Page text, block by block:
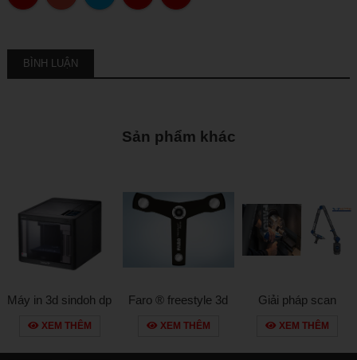
BÌNH LUẬN
Sản phẩm khác
Máy in 3d sindoh dp
200 - đẳng cấp công
hàn quốc
XEM THÊM
Faro ® freestyle 3d
objects – giải pháp
XEM THÊM
Giải pháp scan
faroarm
XEM THÊM